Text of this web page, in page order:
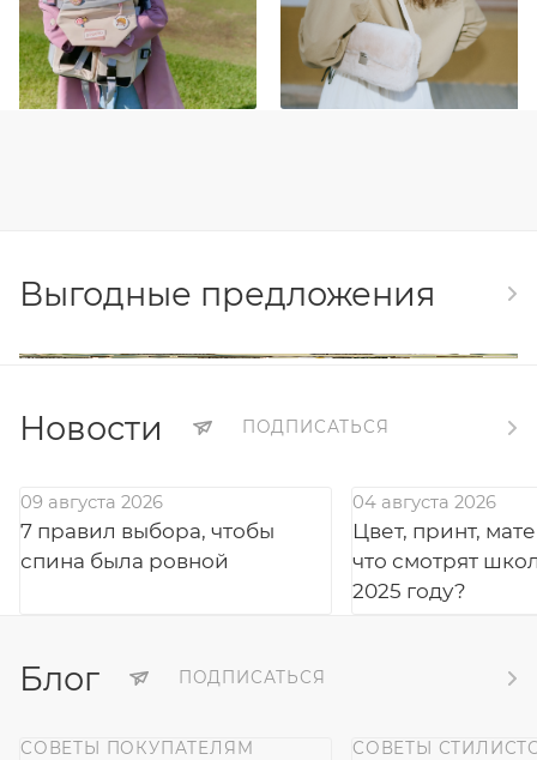
Выгодные предложения
Новости ПОДПИСАТЬСЯ
09 августа 2026
7 правил выбора, чтобы
спина была ровной
04 августа 2026
Цвет, принт,
что смотрят
2025 году?
Блог ПОДПИСАТЬСЯ
СОВЕТЫ ПОКУПАТЕЛЯМ СОВЕТЫ